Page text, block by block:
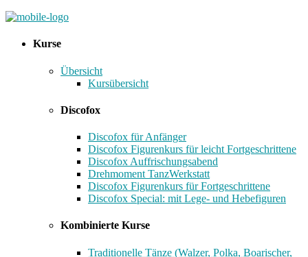
Kurse
Übersicht
Kursübersicht
Discofox
Discofox für Anfänger
Discofox Figurenkurs für leicht Fortgeschrittene
Discofox Auffrischungsabend
Drehmoment TanzWerkstatt
Discofox Figurenkurs für Fortgeschrittene
Discofox Special: mit Lege- und Hebefiguren
Kombinierte Kurse
Traditionelle Tänze (Walzer, Polka, Boarischer,